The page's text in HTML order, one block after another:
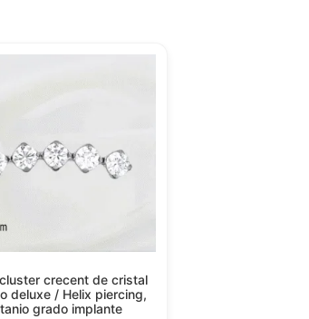
crecent de cristal
deluxe / Helix piercing,
grado implante